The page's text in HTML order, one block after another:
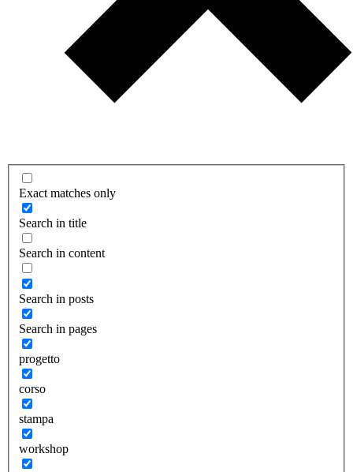
Exact matches only
Search in title
Search in content
Search in posts
Search in pages
progetto
corso
stampa
workshop